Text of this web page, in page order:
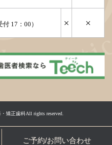
付 17：00） × ×
矯正歯科All rights reserved.
ご予約/お問い合わせ